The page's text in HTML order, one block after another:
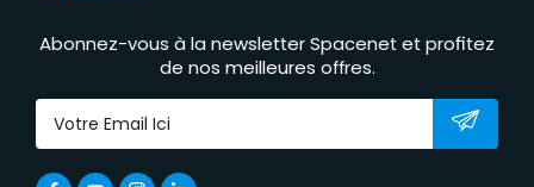
Abonnez-vous à la newsletter Spacenet et profitez
de nos meilleures offres.